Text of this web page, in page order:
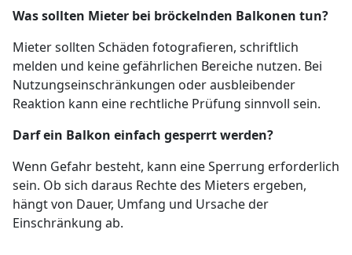
Was sollten Mieter bei bröckelnden Balkonen tun?
Mieter sollten Schäden fotografieren, schriftlich
melden und keine gefährlichen Bereiche nutzen. Bei
Nutzungseinschränkungen oder ausbleibender
Reaktion kann eine rechtliche Prüfung sinnvoll sein.
Darf ein Balkon einfach gesperrt werden?
Wenn Gefahr besteht, kann eine Sperrung erforderlich
sein. Ob sich daraus Rechte des Mieters ergeben,
hängt von Dauer, Umfang und Ursache der
Einschränkung ab.